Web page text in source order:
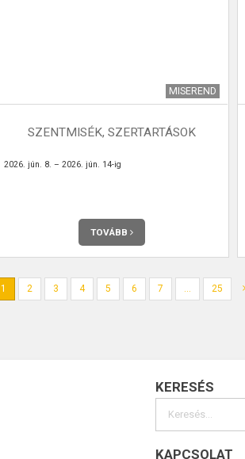
MISEREND
SZENTMISÉK, SZERTARTÁSOK
2026. jún. 8. – 2026. jún. 14-ig
TOVÁBB
1 2 3 4 5 6 7 ... 25
KERESÉS
KAPCSOLAT